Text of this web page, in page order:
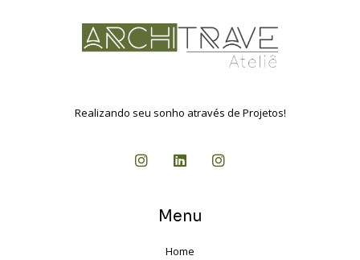
Realizando seu sonho através de Projetos!
Menu
Home